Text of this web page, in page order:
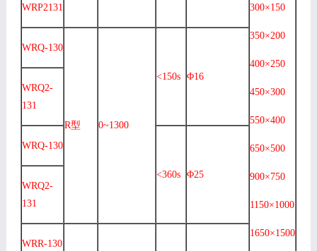
300×150
350×200
400×250
450×300
550×400
650×500
900×750
1150×1000
1650×1500
WRP2131
WRQ-130
R型 0~1300
<150s
Φ16
WRQ2-
131
WRQ-130
<360s
Φ25
WRQ2-
131
WRR-130